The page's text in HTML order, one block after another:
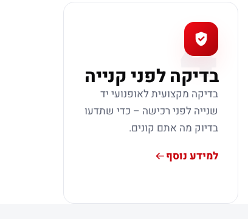
4
בדיקה לפני קנייה
בדיקה מקצועית לאופנועי יד
שנייה לפני רכישה – כדי שתדעו
בדיוק מה אתם קונים.
למידע נוסף